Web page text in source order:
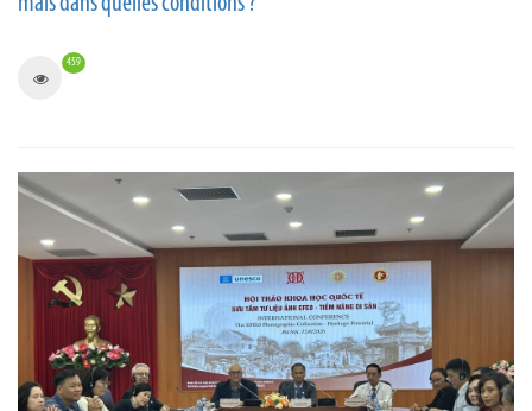
459